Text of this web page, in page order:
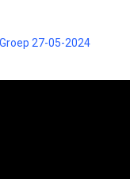
27-05-2024